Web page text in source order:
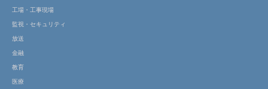
工場・工事現場
監視・セキュリティ
放送
金融
教育
医療